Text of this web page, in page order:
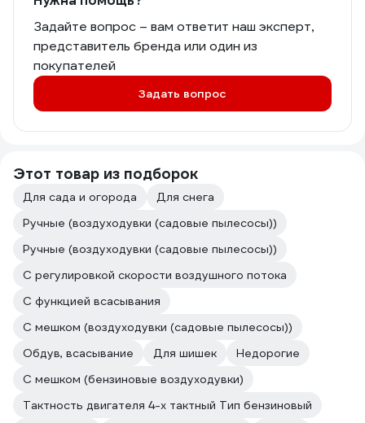
Задайте вопрос – вам ответит наш эксперт,
представитель бренда или один из
покупателей
Задать вопрос
Этот товар из подборок
Для сада и огорода
Для снега
Ручные (воздуходувки (садовые пылесосы))
Ручные (воздуходувки (садовые пылесосы))
С регулировкой скорости воздушного потока
С функцией всасывания
С мешком (воздуходувки (садовые пылесосы))
Обдув, всасывание
Для шишек
Недорогие
С мешком (бензиновые воздуходувки)
Тактность двигателя 4-х тактный Тип бензиновый